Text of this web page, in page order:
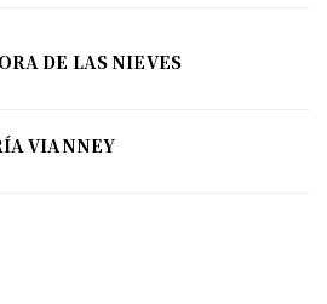
DE LAS NIEVES
VIANNEY